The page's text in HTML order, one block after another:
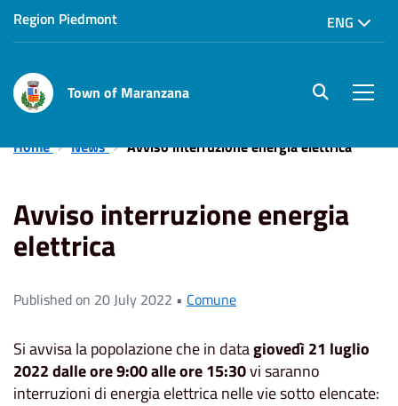
Region Piedmont ENG
Town of Maranzana site.searc
Home News Avviso interruzione energia elettrica
Avviso interruzione energia
elettrica
Published on 20 July 2022 • Comune
Si avvisa la popolazione che in datagiovedì 21 luglio
2022 dalle ore 9:00 alle ore 15:30vi saranno
interruzioni di energia elettrica nelle vie sotto elencate: